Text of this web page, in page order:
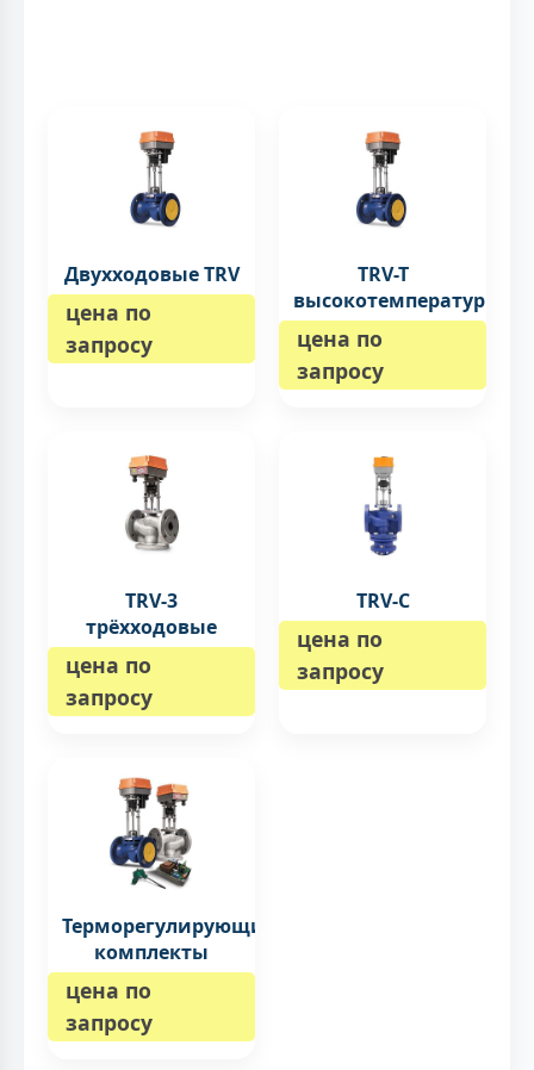
Двухходовые TRV
цена по
запросу
TRV-T
высокотемпературные
цена по
запросу
TRV-3
трёхходовые
цена по
запросу
TRV-C
цена по
запросу
Терморегулирующие
комплекты
цена по
запросу